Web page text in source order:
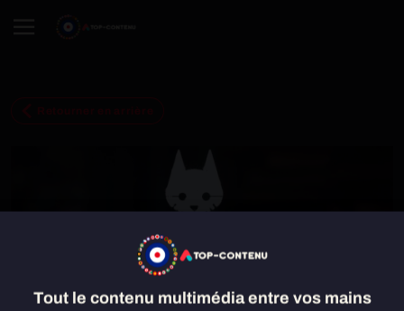
Tout le contenu multimédia entre vos mains